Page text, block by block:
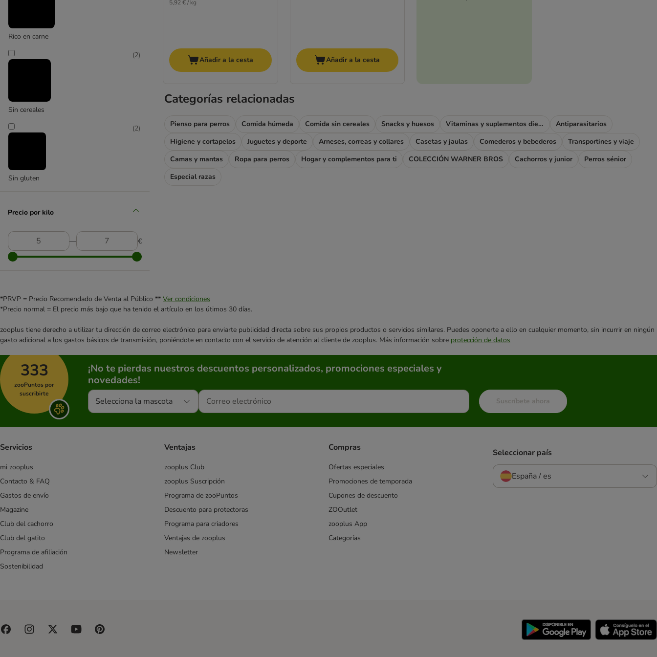
Esterilizados
Cordero
Pienso barato para perros
Especial criadores
Affinity Advance
Affinity Libra
Affinity Ultima
animonda
Arion
Arquivet
Belcando
Bon Menu
Bonzo
Bozita
Briantos
Brit
BugBell
Butcher's
Carnilove
Carnilove True Fresh
Cesar
Chappi
Concept for Life
Crave
Dingo
PURINA Dog Chow
Doggy Dog
Dog´s Love
Barking Heads
FitActive
Rico en carne
Sin cereales
(2)
Sin gluten
(2)
Precio por kilo
― €
5,92 € / kg
Añadir a la cesta Añadir a la cesta
Categorías relacionadas
Pienso para perros Comida húmeda Comida sin cereales Snacks y huesos Vitaminas y suplementos dietéticos
Antiparasitarios
Higiene y cortapelos
Juguetes y deporte Arneses, correas y collares Casetas y jaulas Comederos y bebederos
Transportines y viaje
Camas y mantas
Ropa para perros Hogar y complementos para ti COLECCIÓN WARNER BROS Cachorros y junior
Perros sénior
Especial razas
*PRVP = Precio Recomendado de Venta al Público ** Ver condiciones
*Precio normal = El precio más bajo que ha tenido el artículo en los útimos 30 días.
zooplus tiene derecho a utilizar tu dirección de correo electrónico para enviarte publicidad directa sobre sus propios productos o servicios similares. Puedes oponerte a ello en cualquier momento, sin incurrir en ningún
gasto adicional a los gastos básicos de transmisión, poniéndote en contacto con el servicio de atención al cliente de zooplus. Más información sobre protección de datos
333
zooPuntos por
suscribirte
¡No te pierdas nuestros descuentos personalizados, promociones especiales y
novedades!
Selecciona la mascota Suscríbete ahora
Servicios
mi zooplus
Contacto & FAQ
Gastos de envío
Magazine
Club del cachorro
Club del gatito
Programa de afiliación
Sostenibilidad
Ventajas
zooplus Club
zooplus Suscripción
Programa de zooPuntos
Descuento para protectoras
Programa para criadores
Ventajas de zooplus
Newsletter
Compras
Ofertas especiales
Promociones de temporada
Cupones de descuento
ZOOutlet
zooplus App
Categorías
Seleccionar país
España / es